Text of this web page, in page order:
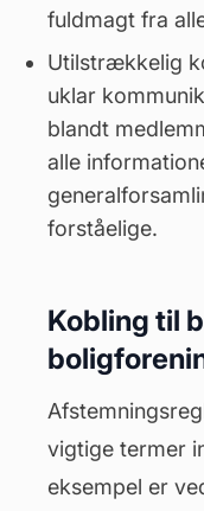
fuldmagt fra
Utilstrækkelig
uklar
blandt
alle
forståelige.
Kobling til
vigtige termer
eksempel er